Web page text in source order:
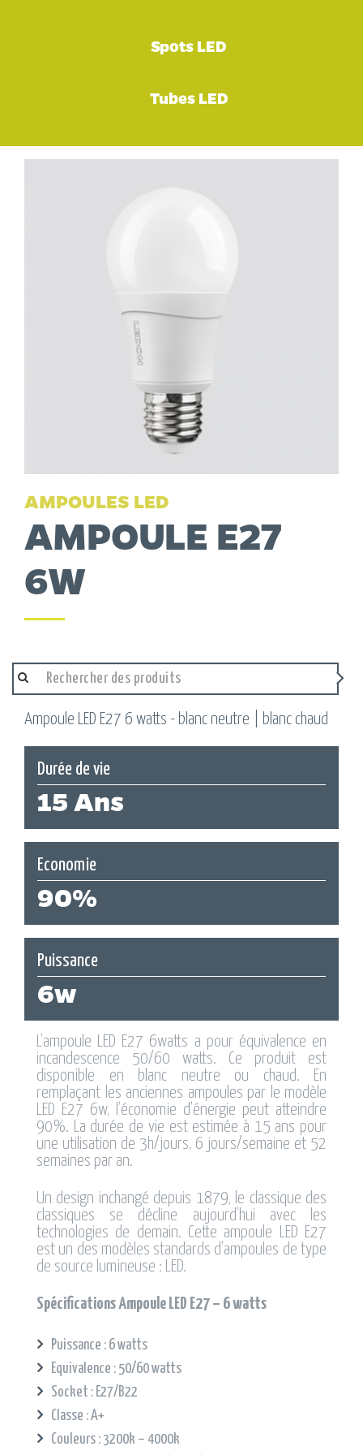
Spots LED
Tubes LED
AMPOULES LED
AMPOULE E27
6W
Ampoule LED E27 6 watts - blanc neutre | blanc chaud
Durée de vie
15 Ans
Economie
90%
Puissance
6w
L’ampoule LED E27 6watts a pour équivalence en
incandescence 50/60 watts. Ce produit est
disponible en blanc neutre ou chaud. En
remplaçant les anciennes ampoules par le modèle
LED E27 6w, l’économie d’énergie peut atteindre
90%. La durée de vie est estimée à 15 ans pour
une utilisation de 3h/jours, 6 jours/semaine et 52
semaines par an.
Un design inchangé depuis 1879, le classique des
classiques se décline aujourd’hui avec les
technologies de demain. Cette ampoule LED E27
est un des modèles standards d’ampoules de type
de source lumineuse : LED.
Spécifications Ampoule LED E27 – 6 watts
Puissance : 6 watts
Equivalence : 50/60 watts
Socket : E27/B22
Classe : A+
Couleurs : 3200k – 4000k